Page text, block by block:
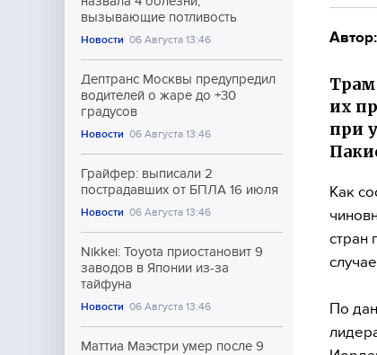
вызывающие потливость
Новости 06 Августа 13:46
Дептранс Москвы предупредил
водителей о жаре до +30
градусов
Новости 06 Августа 13:46
Грайфер: выписали 2
пострадавших от БПЛА 16 июля
Новости 06 Августа 13:46
Nikkei: Toyota приостановит 9
заводов в Японии из-за
тайфуна
Новости 06 Августа 13:46
Маттиа Маэстри умер после 9
Автор:
их
при
Как
стран
По